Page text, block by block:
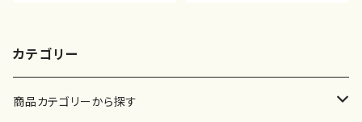
カテゴリー
商品カテゴリーから探す